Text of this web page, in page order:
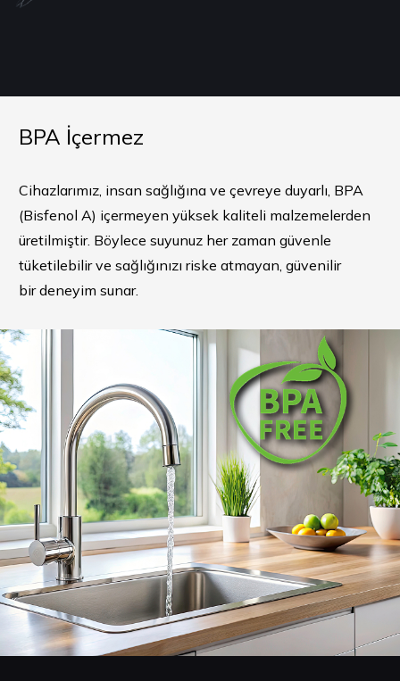
BPA İçermez
Cihazlarımız, insan sağlığına ve çevreye duyarlı, BPA
(Bisfenol A) içermeyen yüksek kaliteli malzemelerden
üretilmiştir. Böylece suyunuz her zaman güvenle
tüketilebilir ve sağlığınızı riske atmayan, güvenilir
bir deneyim sunar.